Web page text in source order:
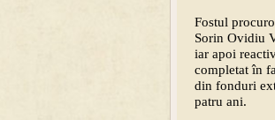
Fostul
Sorin Ovidiu
iar apoi
completat în
din fonduri
patru ani.